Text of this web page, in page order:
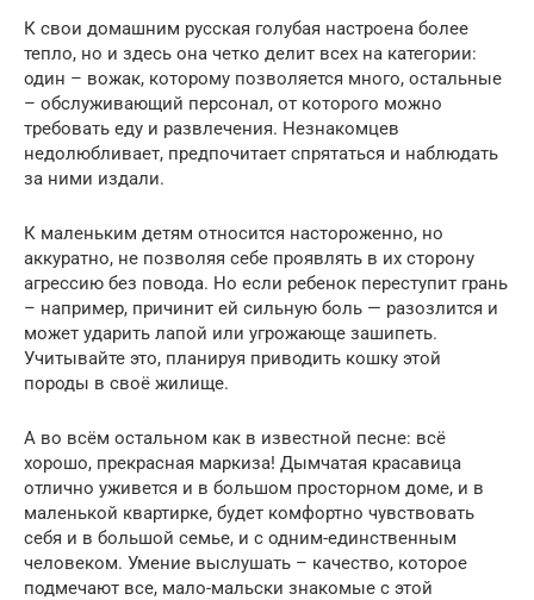
К свои домашним русская голубая настроена более
тепло, но и здесь она четко делит всех на категории:
один – вожак, которому позволяется много, остальные
– обслуживающий персонал, от которого можно
требовать еду и развлечения. Незнакомцев
недолюбливает, предпочитает спрятаться и наблюдать
за ними издали.
К маленьким детям относится настороженно, но
аккуратно, не позволяя себе проявлять в их сторону
агрессию без повода. Но если ребенок переступит грань
– например, причинит ей сильную боль — разозлится и
может ударить лапой или угрожающе зашипеть.
Учитывайте это, планируя приводить кошку этой
породы в своё жилище.
А во всём остальном как в известной песне: всё
хорошо, прекрасная маркиза! Дымчатая красавица
отлично уживется и в большом просторном доме, и в
маленькой квартирке, будет комфортно чувствовать
себя и в большой семье, и с одним-единственным
человеком. Умение выслушать – качество, которое
подмечают все, мало-мальски знакомые с этой